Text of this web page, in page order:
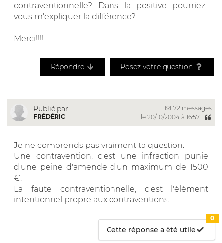
contraventionnelle? Dans la positive pourriez-
vous m'expliquer la différence?
Merci!!!!
Répondre Posez votre question
Publié par
FRÉDÉRIC
72 messages
le 20/10/2004 à 16:57
Je ne comprends pas vraiment ta question.
Une contravention, c'est une infraction punie
d'une peine d'amende d'un maximum de 1500
€.
La faute contraventionnelle, c'est l'élément
intentionnel propre aux contraventions.
Cette réponse a été utile
0